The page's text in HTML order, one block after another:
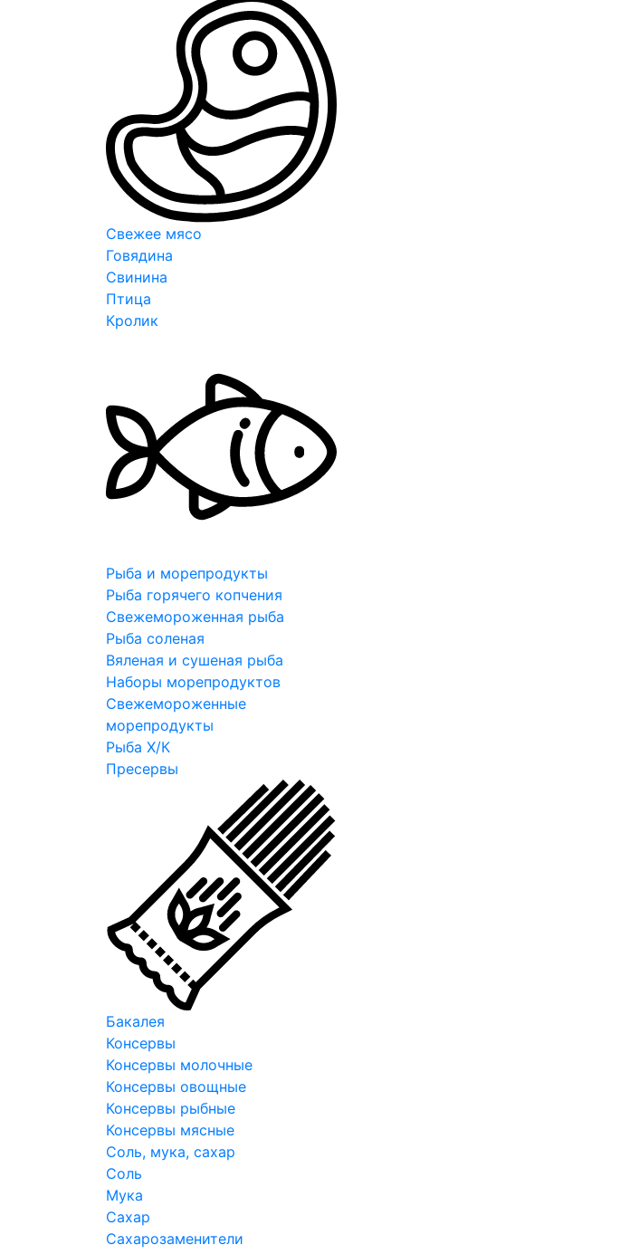
Свежее мясо
Говядина
Свинина
Птица
Кролик
Рыба и морепродукты
Рыба горячего копчения
Свежемороженная рыба
Рыба соленая
Вяленая и сушеная рыба
Наборы морепродуктов
Свежемороженные
морепродукты
Рыба Х/К
Пресервы
Бакалея
Консервы
Консервы молочные
Консервы овощные
Консервы рыбные
Консервы мясные
Соль, мука, сахар
Соль
Мука
Сахар
Сахарозаменители